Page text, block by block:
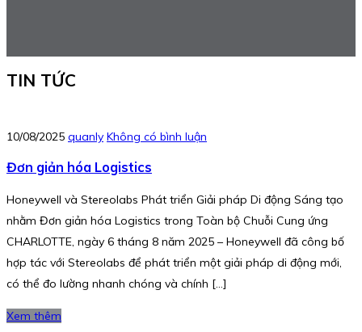
TIN TỨC
10/08/2025 quanly Không có bình luận
Đơn giản hóa Logistics
Honeywell và Stereolabs Phát triển Giải pháp Di động Sáng tạo
nhằm Đơn giản hóa Logistics trong Toàn bộ Chuỗi Cung ứng
CHARLOTTE, ngày 6 tháng 8 năm 2025 – Honeywell đã công bố
hợp tác với Stereolabs để phát triển một giải pháp di động mới,
có thể đo lường nhanh chóng và chính […]
Xem thêm